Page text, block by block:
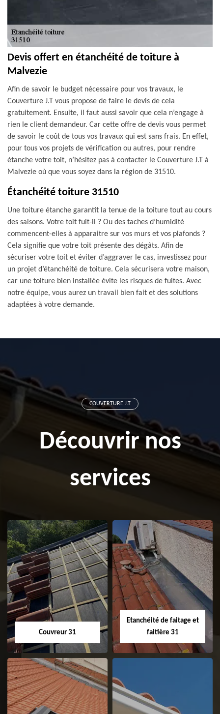
Devis offert en étanchéité de toiture à
Malvezie
Afin de savoir le budget nécessaire pour vos travaux, le
Couverture J.T vous propose de faire le devis de cela
gratuitement. Ensuite, il faut aussi savoir que cela n’engage à
rien le client demandeur. Car cette offre de devis vous permet
de savoir le coût de tous vos travaux qui est sans frais. En effet,
pour tous vos projets de vérification ou autres, pour rendre
étanche votre toit, n’hésitez pas à contacter le Couverture J.T à
Malvezie où que vous soyez dans la région de 31510.
Étanchéité toiture 31510
Une toiture étanche garantit la tenue de la toiture tout au cours
des saisons. Votre toit fuit-il ? Ou des taches d’humidité
commencent-elles à apparaitre sur vos murs et vos plafonds ?
Cela signifie que votre toit présente des dégâts. Afin de
sécuriser votre toit et éviter d’aggraver le cas, investissez pour
un projet d’étanchéité de toiture. Cela sécurisera votre maison,
car une toiture bien installée évite les risques de fuites. Avec
notre équipe, vous aurez un travail bien fait et des solutions
adaptées à votre demande.
COUVERTURE J.T
Découvrir nos
services
Couvreur 31
Couvreur 31
Etanchéité de faitage et
faitière 31
Etanchéité de